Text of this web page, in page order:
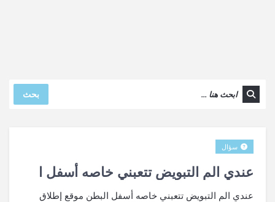
بحث
عندي الم التبويض تتعبني خاصه أسفل ا
سؤال
عندي الم التبويض تتعبني خاصه أسفل البطن موقع إطلاق